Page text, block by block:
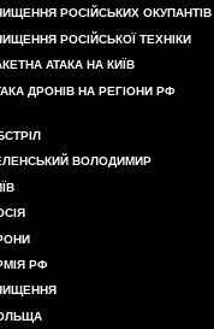
РОСІЙСЬКИХ ОКУПАНТІВ
РОСІЙСЬКОЇ ТЕХНІКИ
АТАКА НА КИЇВ
ДРОНІВ НА РЕГІОНИ РФ
ВОЛОДИМИР
РФ